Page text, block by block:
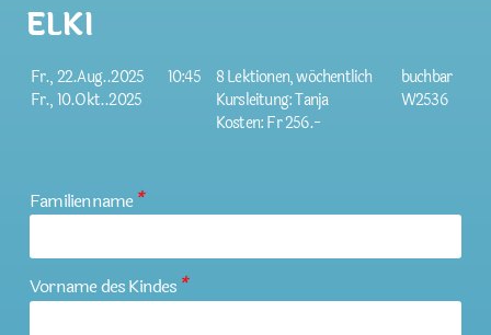
ELKI
Fr., 22.Aug..2025
Fr., 10.Okt..2025
10:45
8 Lektionen, wöchentlich
Kursleitung: Tanja
Kosten: Fr 256.-
buchbar
W2536
Familienname*
Vorname des Kindes *